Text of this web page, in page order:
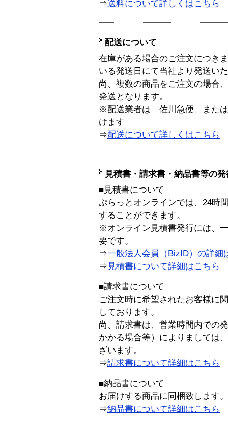
⇒送料について詳しくはこちら
配送について
在庫がある場合のご注文につき
いる発送日にて当社より発送い
尚、複数の商品をご注文の場合
発送となります。
※配送業者は「佐川急便」また
けます
⇒配送について詳しくはこちら
見積書・請求書・納品書等の
■見積書について
ぷらっとオンラインでは、24時
することができます。
※オンライン見積書発行には、
要です。
⇒一般法人会員（BizID）の詳細
⇒ 見積書について詳細はこちら
■請求書について
ご注文時に希望されたお客様に
しております。
尚、請求書は、営業時間内での
かかる場合等）によりましては
ざいます。
⇒請求書について詳細はこちら
■納品書について
お届けする商品に同梱致します。
⇒納品書について詳細はこちら